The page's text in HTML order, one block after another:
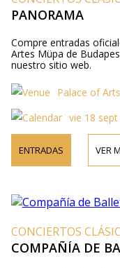
PANORAMA
Compre entradas
Artes Müpa de
nuestro sitio web.
Palace of
vie 18 sept
ENTRADAS VER
CONCIERTOS
COMPAÑÍA DE